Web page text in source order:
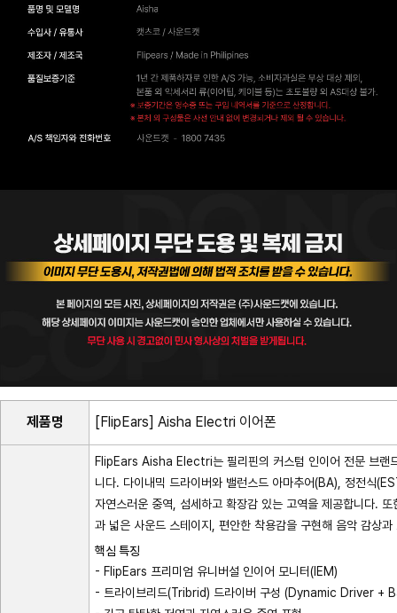
제품명 [FlipEars] Aisha Electri 이어폰
FlipEars Aisha Electri는 필리핀의 커스텀 인이어 전문 브랜
니다. 다이내믹 드라이버와 밸런스드 아마추어(BA), 정전식
자연스러운 중역, 섬세하고 확장감 있는 고역을 제공합니다.
과 넓은 사운드 스테이지, 편안한 착용감을 구현해 음악 감상
핵심 특징
- FlipEars 프리미엄 유니버설 인이어 모니터(IEM)
- 트라이브리드(Tribrid) 드라이버 구성 (Dynamic